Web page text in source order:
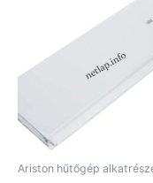
Ariston hűtőgép